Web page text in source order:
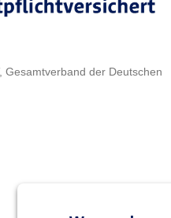
Gesamtverband der Deutschen